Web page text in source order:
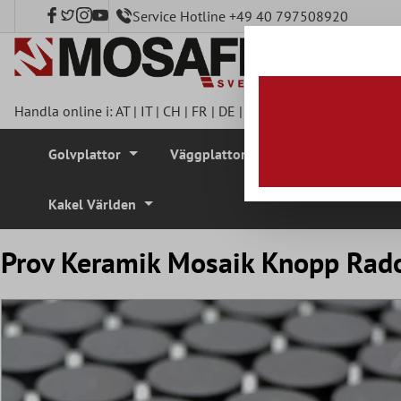
Service Hotline +49 40 797508920
Handla online i:AT| IT| CH | FR | DE |
Golvplattor Väggplattor
Kakel Världen
Prov Keramik Mosaik Knopp